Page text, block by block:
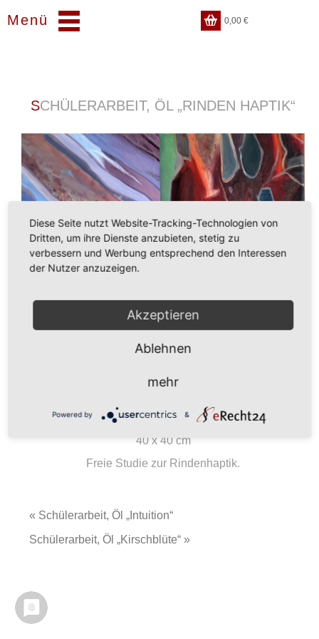
Menü 0,00€
SCHÜLERARBEIT, ÖL „RINDEN HAPTIK“
40 x 40 cm
Freie Studie zur Rindenhaptik.
« Schülerarbeit, Öl „Intuition“
Schülerarbeit, Öl „Kirschblüte“ »
Diese Seite nutzt Website-Tracking-Technologien von
Dritten, um ihre Dienste anzubieten, stetig zu
verbessern und Werbung entsprechend den Interessen
der Nutzer anzuzeigen.
Akzeptieren
Ablehnen
mehr
Powered by &